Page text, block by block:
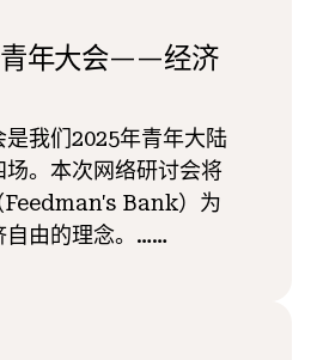
青年大会——经济
我们2025年青年大陆
。本次网络研讨会将
Feedman's Bank）为
自由的理念。……